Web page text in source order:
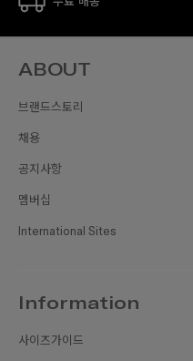
ABOUT
브랜드스토리
채용
공지사항
멤버십
International Sites
Information
사이즈가이드